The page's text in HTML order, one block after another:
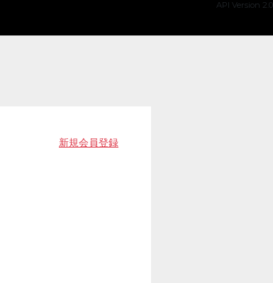
API Version 2.0
新規会員登録